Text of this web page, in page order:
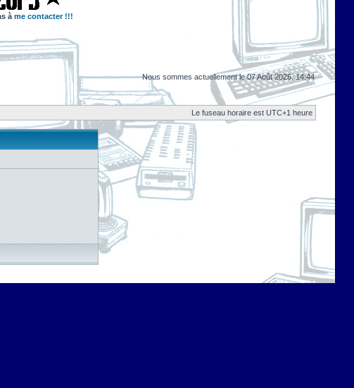
à me contacter !!!
Nous sommes actuellement le 07 Août 2026, 14:44
Le fuseau horaire est UTC+1 heure